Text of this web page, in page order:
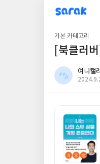
sarak
여니캘리
기본 카테고리
[북클러
여니캘리
작